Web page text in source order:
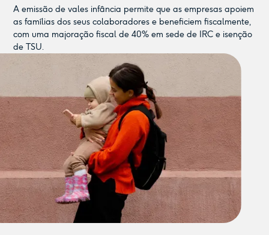
A emissão de vales infância permite que as empresas apoiem
as famílias dos seus colaboradores e beneficiem fiscalmente,
com uma majoração fiscal de 40% em sede de IRC e isenção
de TSU.